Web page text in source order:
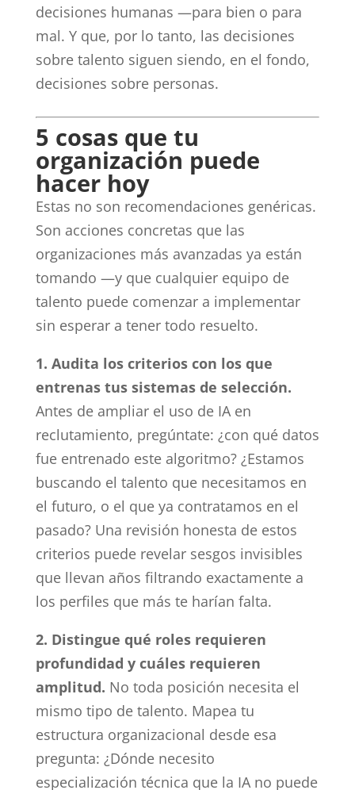
decisiones humanas —para bien o para
mal. Y que, por lo tanto, las decisiones
sobre talento siguen siendo, en el fondo,
decisiones sobre personas.
5 cosas que tu
organización puede
hacer hoy
Estas no son recomendaciones genéricas.
Son acciones concretas que las
organizaciones más avanzadas ya están
tomando —y que cualquier equipo de
talento puede comenzar a implementar
sin esperar a tener todo resuelto.
1. Audita los criterios con los que
entrenas tus sistemas de selección.
Antes de ampliar el uso de IA en
reclutamiento, pregúntate: ¿con qué datos
fue entrenado este algoritmo? ¿Estamos
buscando el talento que necesitamos en
el futuro, o el que ya contratamos en el
pasado? Una revisión honesta de estos
criterios puede revelar sesgos invisibles
que llevan años filtrando exactamente a
los perfiles que más te harían falta.
2. Distingue qué roles requieren
profundidad y cuáles requieren
amplitud. No toda posición necesita el
mismo tipo de talento. Mapea tu
estructura organizacional desde esa
pregunta: ¿Dónde necesito
especialización técnica que la IA no puede